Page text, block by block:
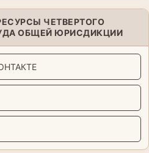
ЧЕТВЕРТОГО
ОБЩЕЙ ЮРИСДИКЦИИ